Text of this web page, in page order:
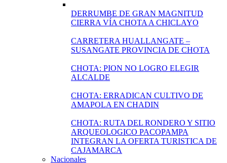
DERRUMBE DE GRAN MAGNITUD
CIERRA VÍA CHOTA A CHICLAYO
CARRETERA HUALLANGATE –
SUSANGATE PROVINCIA DE CHOTA
CHOTA: PION NO LOGRO ELEGIR
ALCALDE
CHOTA: ERRADICAN CULTIVO DE
AMAPOLA EN CHADIN
CHOTA: RUTA DEL RONDERO Y SITIO
ARQUEOLOGICO PACOPAMPA
INTEGRAN LA OFERTA TURISTICA DE
CAJAMARCA
Nacionales